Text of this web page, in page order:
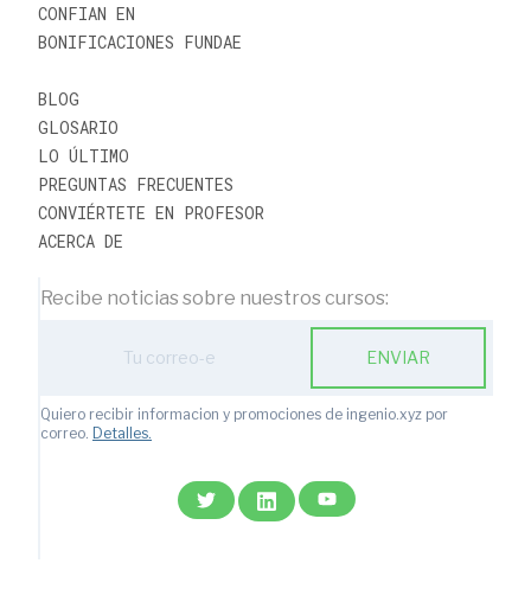
CONFIAN EN
BONIFICACIONES FUNDAE
BLOG
GLOSARIO
LO ÚLTIMO
PREGUNTAS FRECUENTES
CONVIÉRTETE EN PROFESOR
ACERCA DE
Recibe noticias sobre nuestros cursos:
ENVIAR
Quiero recibir informacion y promociones de ingenio.xyz por
correo. Detalles.